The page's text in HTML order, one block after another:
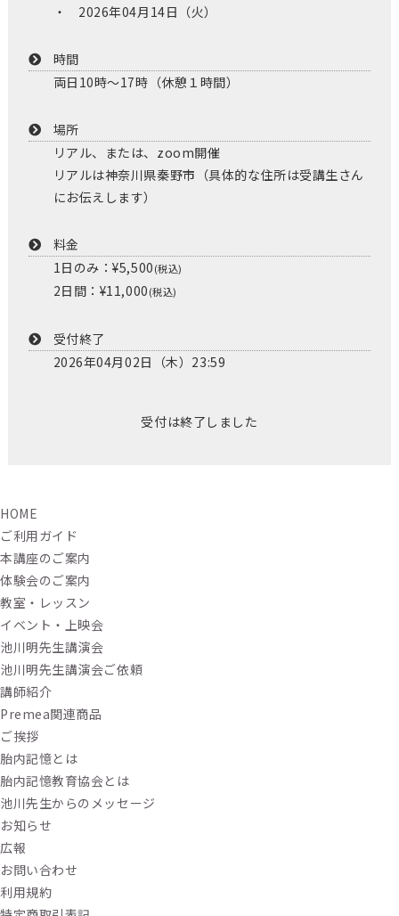
2026年04月14日（火）
時間
両日10時〜17時（休憩１時間）
場所
リアル、または、zoom開催
リアルは神奈川県秦野市（具体的な住所は受講生さん
にお伝えします）
料金
1日のみ：¥5,500(税込)
2日間：¥11,000(税込)
受付終了
2026年04月02日（木）23:59
受付は終了しました
HOME
ご利用ガイド
本講座のご案内
体験会のご案内
教室・レッスン
イベント・上映会
池川明先生講演会
池川明先生講演会ご依頼
講師紹介
Premea関連商品
ご挨拶
胎内記憶とは
胎内記憶教育協会とは
池川先生からのメッセージ
お知らせ
広報
お問い合わせ
利用規約